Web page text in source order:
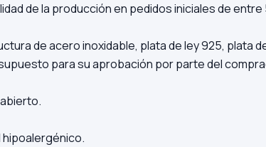
de la producción en pedidos iniciales de entre
de acero inoxidable, plata de ley 925, plata
para su aprobación por parte del
hipoalergénico.